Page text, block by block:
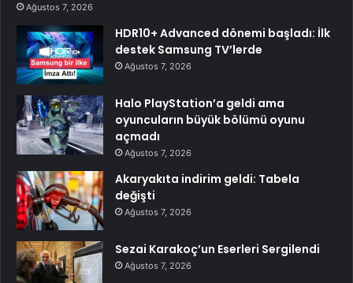
Ağustos 7, 2026
HDR10+ Advanced dönemi başladı: İlk
destek Samsung TV’lerde
Ağustos 7, 2026
Halo PlayStation’a geldi ama
oyuncuların büyük bölümü oyunu
açmadı
Ağustos 7, 2026
Akaryakıta indirim geldi: Tabela
değişti
Ağustos 7, 2026
Sezai Karakoç’un Eserleri Sergilendi
Ağustos 7, 2026